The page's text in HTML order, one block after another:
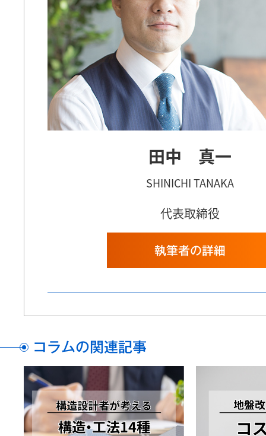
田中 真一
SHINICHI TANAKA
代表取締役
執筆者の詳細
コラムの関連記事